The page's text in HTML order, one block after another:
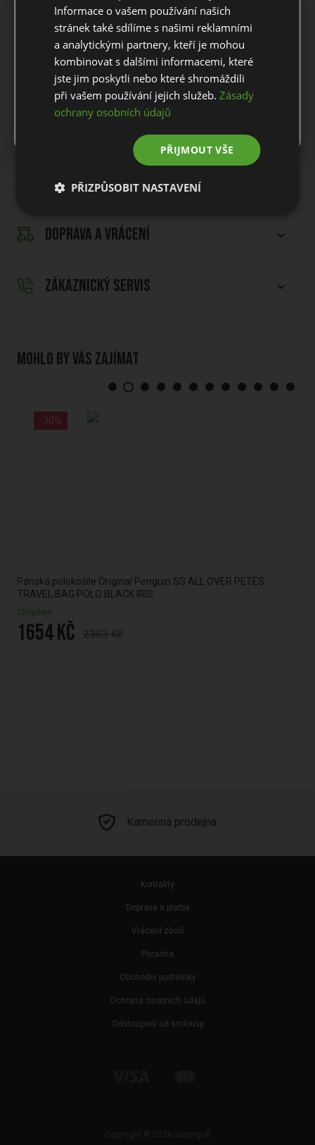
POPIS PRODUKTU
Pánská polokošile Original Penguin SS PETES TEE TIME POLO.
Odpalte stylově v této polokošili Petesntee time. Jednotlivá
látka je lehká, zatímco přidaná pružnost poskytuje pohodlné
nošení. Díky vlastnostem odvádějícím pot se budete cítit svěží a
suchý, i když se vaše hra zahřívá. Elegantní vlastní límec a léga
se 3 knoflíky dodávají klasické pánské detaily.
Materiál: 56% Polyester, 30% Recyklovaný Polyester, 14%
DOPRAVA A VRÁCENÍ
ZÁKAZNICKÝ SERVIS
Mohlo by vás zajímat
-30%
Pánská polokošile Original Penguin SS ALL OVER PETES
TRAVEL BAG POLO BLACK IRIS
Skladem
1654 Kč 2363 Kč
Kamenná prodejna
Kontakty
Doprava a platba
Vrácení zboží
Poradna
Obchodní podmínky
Ochrana osobních údajů
Odstoupení od smlouvy
For European orders outside Slovakia and Czech Republic,
please use our European website.
Stay on this website
Go to European website
Informace o vašem používání našich
stránek také sdílíme s našimi reklamními
a analytickými partnery, kteří je mohou
kombinovat s dalšími informacemi, které
jste jim poskytli nebo které shromáždili
při vašem používání jejich služeb.Zásady
ochrany osobních údajů
PŘIJMOUT VŠE
PŘIZPŮSOBIT NASTAVENÍ